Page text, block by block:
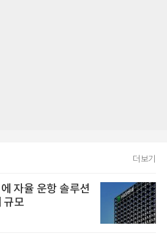
더보기
자율 운항 솔루션
규모